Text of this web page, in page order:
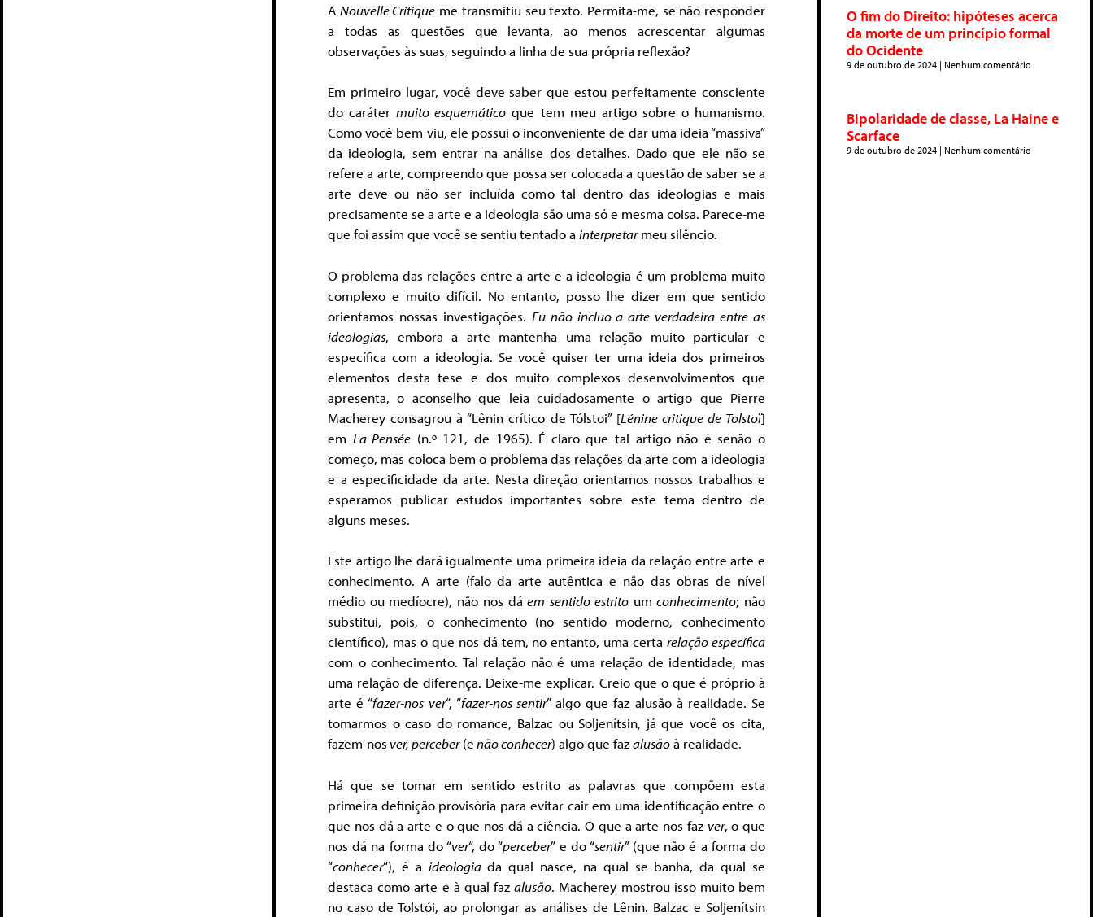
A Nouvelle Critique me transmitiu seu texto. Permita-me, se não responder
a todas as questões que levanta, ao menos acrescentar algumas
observações às suas, seguindo a linha de sua própria reflexão?
Em primeiro lugar, você deve saber que estou perfeitamente consciente
do carátermuito esquemático que tem meu artigo sobre o humanismo.
Como você bem viu, ele possui o inconveniente de dar uma ideia “massiva”
da ideologia, sem entrar na análise dos detalhes. Dado que ele não se
refere a arte, compreendo que possa ser colocada a questão de saber se a
arte deve ou não ser incluída como tal dentro das ideologias e mais
precisamente se a arte e a ideologia são uma só e mesma coisa. Parece-me
que foi assim que você se sentiu tentado a interpretarmeu silêncio.
O problema das relações entre a arte e a ideologia é um problema muito
complexo e muito difícil. No entanto, posso lhe dizer em que sentido
orientamos nossas investigações. Eu não incluo a arte verdadeira entre as
ideologias, embora a arte mantenha uma relação muito particular e
específica com a ideologia. Se você quiser ter uma ideia dos primeiros
elementos desta tese e dos muito complexos desenvolvimentos que
apresenta, o aconselho que leia cuidadosamente o artigo que Pierre
Macherey consagrou à “Lênin crítico de Tólstoi” [Lénine critique de Tolstoï]
em La Pensée (n.º 121, de 1965). É claro que tal artigo não é senão o
começo, mas coloca bem o problema das relações da arte com a ideologia
e a especificidade da arte. Nesta direção orientamos nossos trabalhos e
esperamos publicar estudos importantes sobre este tema dentro de
alguns meses.
Este artigo lhe dará igualmente uma primeira ideia da relação entre arte e
conhecimento. A arte (falo da arte autêntica e não das obras de nível
médio ou medíocre), não nos dáem sentido estritoumconhecimento; não
substitui, pois, o conhecimento (no sentido moderno, conhecimento
científico), mas o que nos dá tem, no entanto, uma certarelação específica
com o conhecimento. Tal relação não é uma relação de identidade, mas
uma relação de diferença. Deixe-me explicar. Creio que o que é próprio à
arte é “fazer-nos ver“, “fazer-nos sentir” algo que faz alusão à realidade. Se
tomarmos o caso do romance, Balzac ou Soljenítsin, já que você os cita,
fazem-nos ver, perceber(enão conhecer) algo que fazalusãoà realidade.
Há que se tomar em sentido estrito as palavras que compõem esta
primeira definição provisória para evitar cair em uma identificação entre o
que nos dá a arte e o que nos dá a ciência. O que a arte nos faz ver, o que
nos dá na forma do “ver“, do “perceber” e do “sentir” (que não é a forma do
“conhecer“), é a ideologiada qual nasce, na qual se banha, da qual se
destaca como arte e à qual fazalusão. Macherey mostrou isso muito bem
no caso de Tolstói, ao prolongar as análises de Lênin. Balzac e Soljenítsin
O fim do Direito: hipóteses acerca
da morte de um princípio formal
do Ocidente
9 de outubro de 2024 Nenhum comentário
Bipolaridade de classe, La Haine e
Scarface
9 de outubro de 2024 Nenhum comentário